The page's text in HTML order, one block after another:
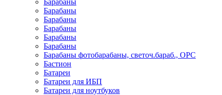
Барабаны
Барабаны
Барабаны
Барабаны
Барабаны
Барабаны фотобарабаны, светоч.бараб., OPC
Бастион
Батареи
Батареи для ИБП
Батареи для ноутбуков